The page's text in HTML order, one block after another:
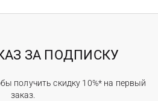
ЗА ПОДПИСКУ
получить скидку 10%* на первый
заказ.